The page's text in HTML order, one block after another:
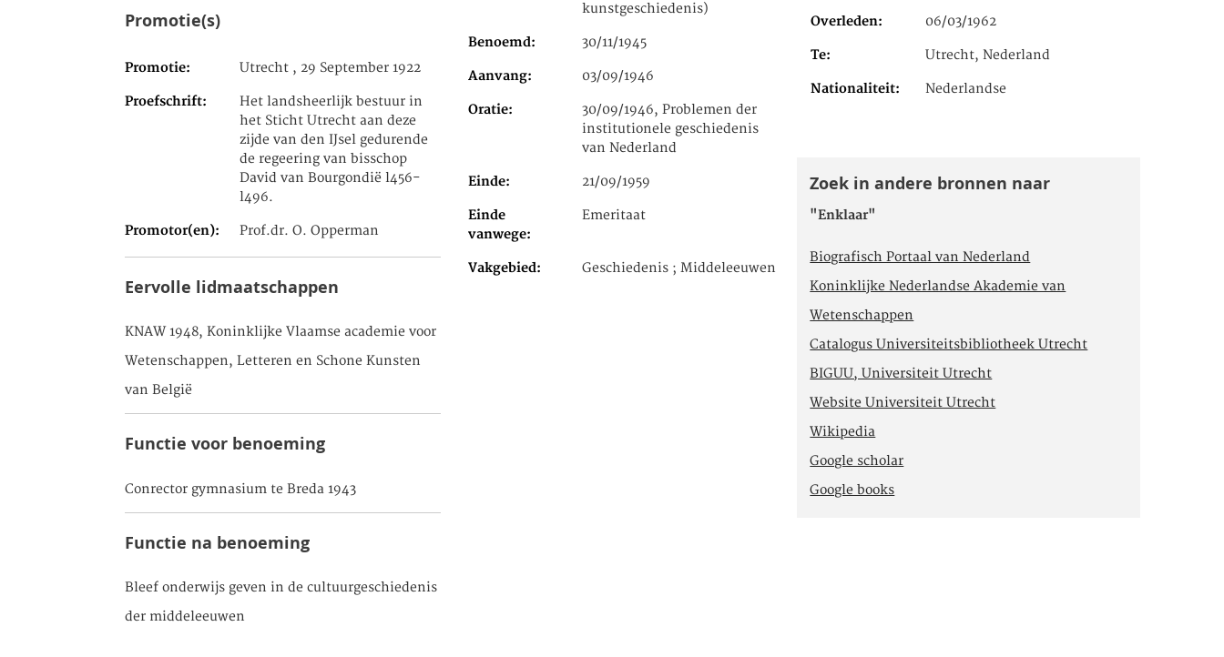
Promotie(s)
Promotie Utrecht , 29 September 1922
Proefschrift
Het landsheerlijk bestuur in
het Sticht Utrecht aan deze
zijde van den IJsel gedurende
de regeering van bisschop
David van Bourgondië l456-
l496.
Promotor(en) Prof.dr. O. Opperman
Eervolle lidmaatschappen
KNAW 1948, Koninklijke Vlaamse academie voor
Wetenschappen, Letteren en Schone Kunsten
van België
Functie voor benoeming
Conrector gymnasium te Breda 1943
Functie na benoeming
Bleef onderwijs geven in de cultuurgeschiedenis
der middeleeuwen
kunstgeschiedenis)
Benoemd 30/11/1945
Aanvang 03/09/1946
Oratie
30/09/1946, Problemen der
institutionele geschiedenis
van Nederland
Einde 21/09/1959
Einde
vanwege
Emeritaat
Vakgebied Geschiedenis ; Middeleeuwen
Overleden 06/03/1962
Te Utrecht, Nederland
Nationaliteit Nederlandse
Zoek in andere bronnen naar
"Enklaar"
Biografisch Portaal van Nederland
Koninklijke Nederlandse Akademie van
Wetenschappen
Catalogus Universiteitsbibliotheek Utrecht
BIGUU, Universiteit Utrecht
Website Universiteit Utrecht
Wikipedia
Google scholar
Google books